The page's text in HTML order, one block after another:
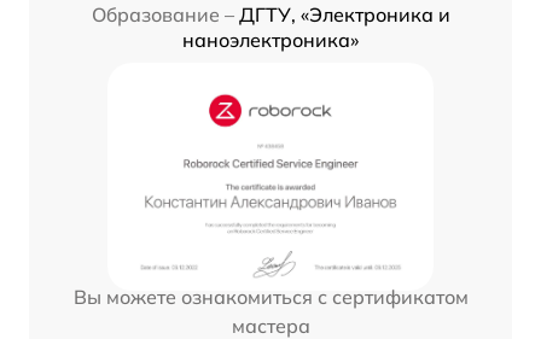
Образование – ДГТУ, «Электроника и
наноэлектроника»
Вы можете ознакомиться с сертификатом
мастера